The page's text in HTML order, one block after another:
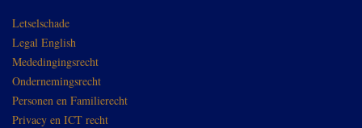
Letselschade
Legal English
Mededingingsrecht
Ondernemingsrecht
Personen en Familierecht
Privacy en ICT recht